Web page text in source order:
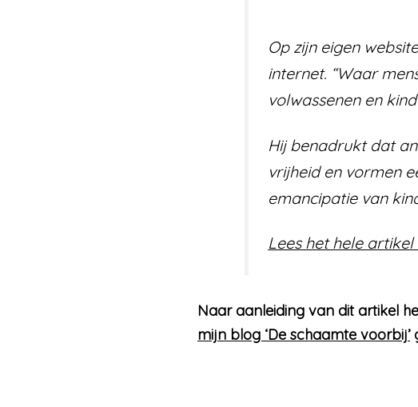
Op zijn eigen
internet. “Waar
volwassenen en
Hij benadrukt dat
vrijheid en vormen
emancipatie van
Lees het hele
Naar aanleiding van dit artikel
mijn blog ‘De schaamte voorbij’